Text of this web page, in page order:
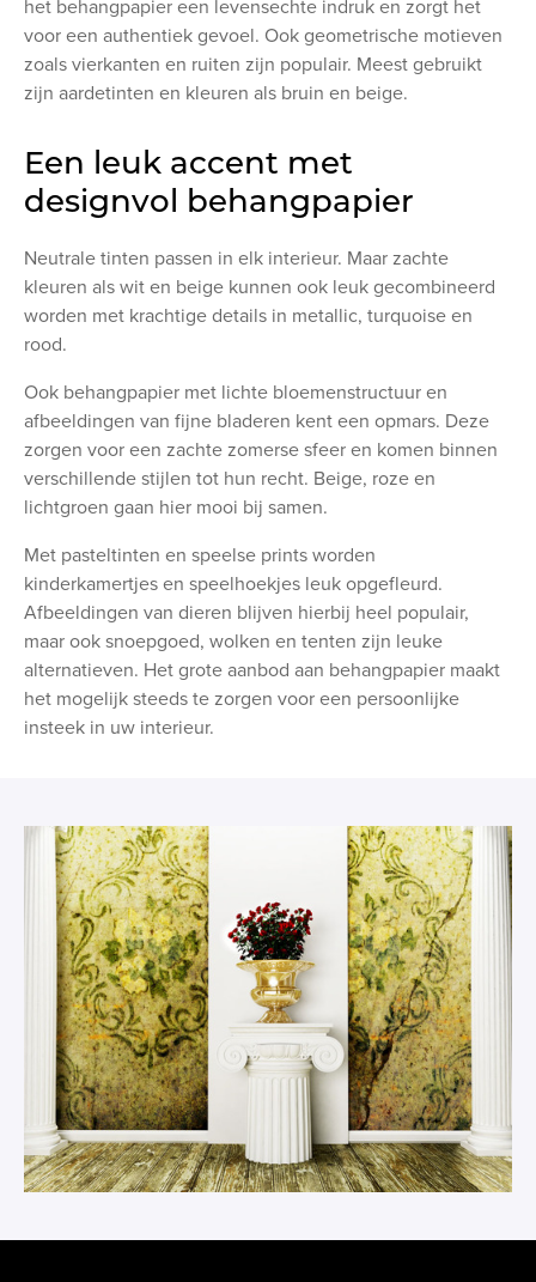
het behangpapier een levensechte indruk en zorgt het
voor een authentiek gevoel. Ook geometrische motieven
zoals vierkanten en ruiten zijn populair. Meest gebruikt
zijn aardetinten en kleuren als bruin en beige.
Een leuk accent met
designvol behangpapier
Neutrale tinten passen in elk interieur. Maar zachte
kleuren als wit en beige kunnen ook leuk gecombineerd
worden met krachtige details in metallic, turquoise en
rood.
Ook behangpapier met lichte bloemenstructuur en
afbeeldingen van fijne bladeren kent een opmars. Deze
zorgen voor een zachte zomerse sfeer en komen binnen
verschillende stijlen tot hun recht. Beige, roze en
lichtgroen gaan hier mooi bij samen.
Met pasteltinten en speelse prints worden
kinderkamertjes en speelhoekjes leuk opgefleurd.
Afbeeldingen van dieren blijven hierbij heel populair,
maar ook snoepgoed, wolken en tenten zijn leuke
alternatieven. Het grote aanbod aan behangpapier maakt
het mogelijk steeds te zorgen voor een persoonlijke
insteek in uw interieur.